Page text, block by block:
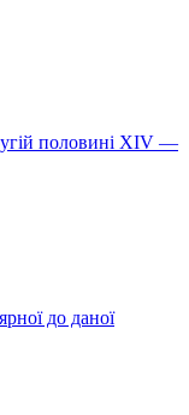
половині XIV —
до даної